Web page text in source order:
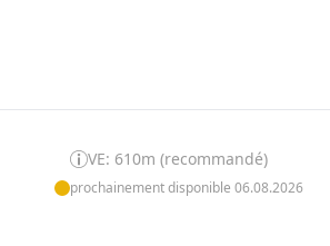
VE: 610m (recommandé)
prochainement disponible 06.08.2026